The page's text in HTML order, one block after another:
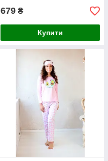
679 ₴
Купити